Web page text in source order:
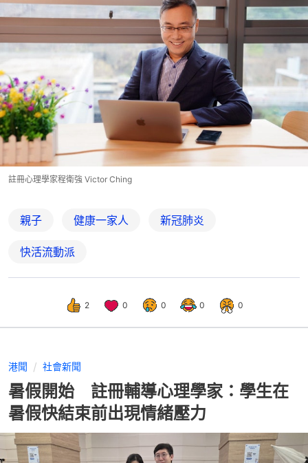
註冊心理學家程衛強 Victor Ching
親子 健康一家人 新冠肺炎
快活流動派
2 0 0 0 0
港聞 社會新聞
暑假開始 註冊輔導心理學家：學生在
暑假快結束前出現情緒壓力